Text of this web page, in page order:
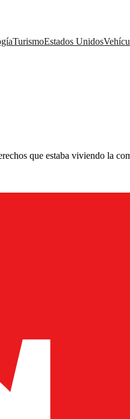
TurismoEstados Unidos
que estaba viviendo la